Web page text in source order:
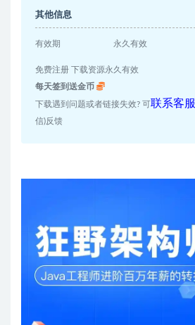
其他信息
有效期 永久有效
免费注册 下载资源永久有效
每天签到送金币
下载遇到问题或者链接失效? 可联系客服
信)反馈